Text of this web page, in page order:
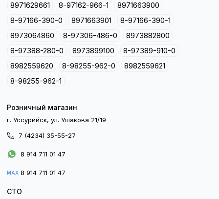
8971629661
8-97162-966-1
8971663900
8-97166-390-0
8971663901
8-97166-390-1
8973064860
8-97306-486-0
8973882800
8-97388-280-0
8973899100
8-97389-910-0
8982559620
8-98255-962-0
8982559621
8-98255-962-1
Розничный магазин
г. Уссурийск, ул. Ушакова 21/19
7 (4234) 35-55-27
8 914 711 01 47
MAX 8 914 711 01 47
СТО